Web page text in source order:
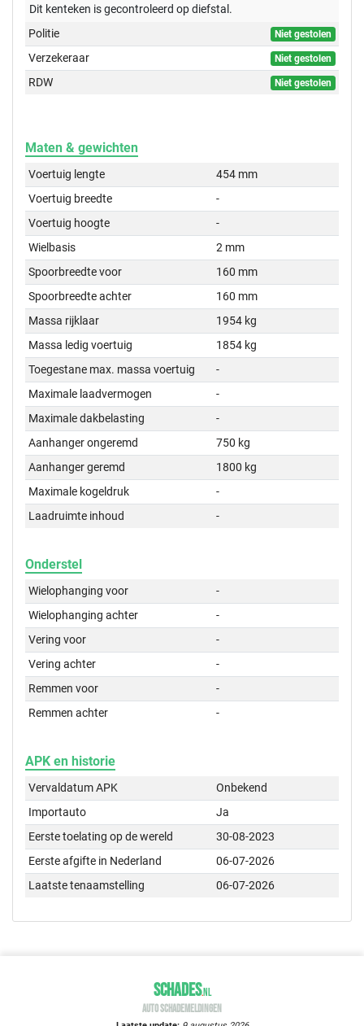
Dit kenteken is gecontroleerd opdiefstal.
Politie
Niet gestolen
Verzekeraar Niet gestolen
RDW Niet gestolen
Maten & gewichten
Voertuig lengte
454 mm
Voertuig breedte
-
Voertuig hoogte
-
Wielbasis
2 mm
Spoorbreedte voor
160 mm
Spoorbreedte achter
160 mm
Massa rijklaar
1954 kg
Massa ledig voertuig
1854 kg
Toegestane max. massa voertuig
-
Maximale laadvermogen
-
Maximale dakbelasting
-
Aanhanger ongeremd
750 kg
Aanhanger geremd
1800 kg
Maximale kogeldruk
-
Laadruimte inhoud
-
Onderstel
Wielophanging voor
-
Wielophanging achter
-
Vering voor
-
Vering achter
-
Remmen voor
-
Remmen achter
-
APK en historie
Vervaldatum APK
Onbekend
Importauto
Ja
Eerste toelating op de wereld
30-08-2023
Eerste afgifte in Nederland
06-07-2026
Laatste tenaamstelling
06-07-2026
SCHADES.NL
AUTO SCHADEMELDINGEN